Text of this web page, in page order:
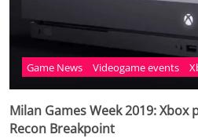
Game News Videogame events
Milan Games Week 2019:
Recon Breakpoint